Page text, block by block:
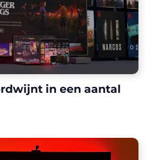
in een aantal